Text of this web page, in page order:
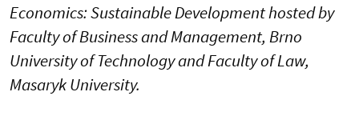
Economics: Sustainable Development hosted by
Faculty of Business and Management, Brno
University of Technology and Faculty of Law,
Masaryk University.